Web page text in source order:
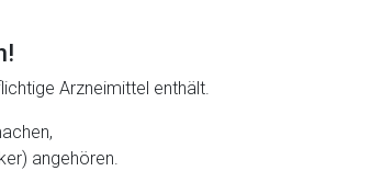
Arzneimittel enthält.
angehören.
deren